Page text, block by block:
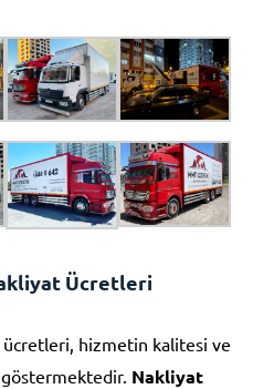
Ücretleri
ücretleri, hizmetin kalitesi ve
Nakliyat